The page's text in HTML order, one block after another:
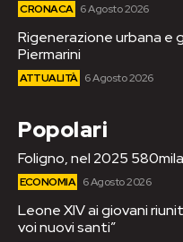
CRONACA 6 Agosto 2026
Rigenerazione urbana e
Piermarini
ATTUALITÀ 6 Agosto 2026
Popolari
Foligno, nel 2025
ECONOMIA 6 Agosto 2026
Leone XIV ai giovani
voi nuovi santi”